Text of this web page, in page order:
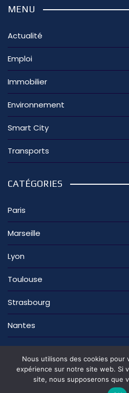
MENU
Actualité
Emploi
Immobilier
Environnement
Smart City
Transports
CATÉGORIES
Paris
Marseille
Lyon
Toulouse
Strasbourg
Nantes
La rédaction Nous
Nous utilisons des cookies pour
expérience sur notre site web. Si
site, nous supposerons que